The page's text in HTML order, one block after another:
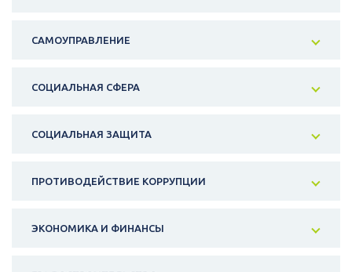
САМОУПРАВЛЕНИЕ
СОЦИАЛЬНАЯ СФЕРА
СОЦИАЛЬНАЯ ЗАЩИТА
ПРОТИВОДЕЙСТВИЕ КОРРУПЦИИ
ЭКОНОМИКА И ФИНАНСЫ